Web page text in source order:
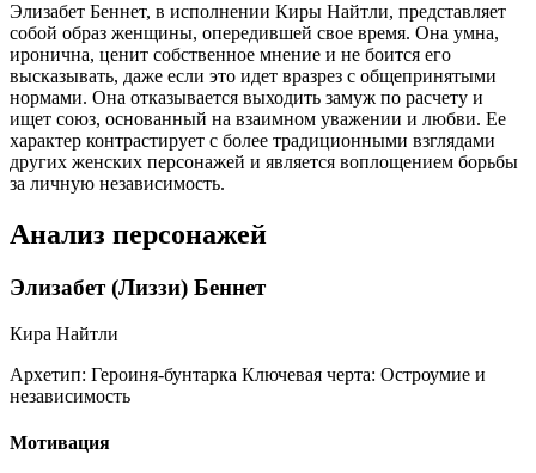
Элизабет Беннет, в исполнении Киры Найтли, представляет
собой образ женщины, опередившей свое время. Она умна,
иронична, ценит собственное мнение и не боится его
высказывать, даже если это идет вразрез с общепринятыми
нормами. Она отказывается выходить замуж по расчету и
ищет союз, основанный на взаимном уважении и любви. Ее
характер контрастирует с более традиционными взглядами
других женских персонажей и является воплощением борьбы
за личную независимость.
Анализ персонажей
Элизабет (Лиззи) Беннет
Кира Найтли
Архетип: Героиня-бунтарка Ключевая черта: Остроумие и
независимость
Мотивация